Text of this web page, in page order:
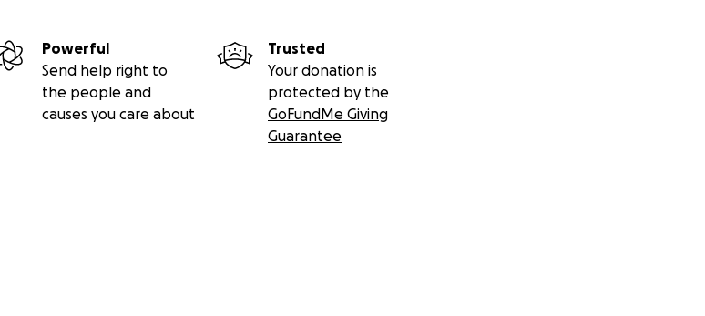
Powerful
Send help right to
the people and
causes you care about
Trusted
Your donation is
protected by the
GoFundMe Giving
Guarantee